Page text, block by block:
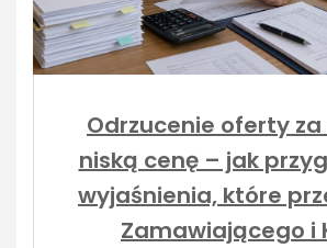
Odrzucenie oferty
niską cenę – jak
wyjaśnienia, które
Zamawiającego i